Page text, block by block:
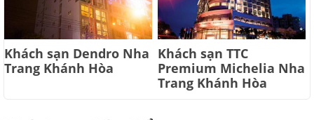
Khách sạn Dendro Nha
Trang Khánh Hòa
Khách sạn TTC
Premium Michelia Nha
Trang Khánh Hòa